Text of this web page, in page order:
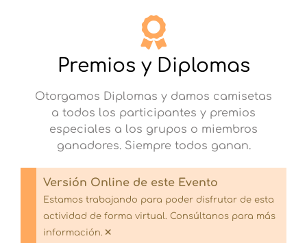
Premios y Diplomas
Otorgamos Diplomas y damos camisetas
a todos los participantes y premios
especiales a los grupos o miembros
ganadores. Siempre todos ganan.
Versión Online de este Evento
Estamos trabajando para poder disfrutar de esta
actividad de forma virtual. Consúltanos para más
información. ×